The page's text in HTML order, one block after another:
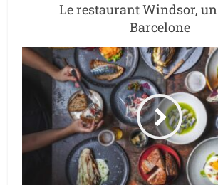
Le restaurant Windsor,
Barcelone